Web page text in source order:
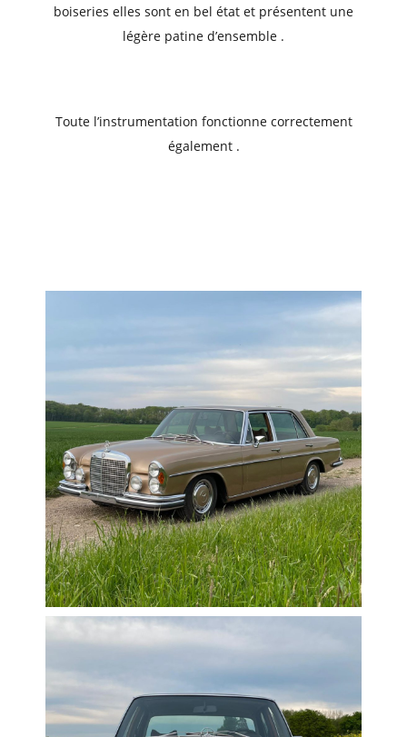
boiseries elles sont en bel état et présentent une
légère patine d’ensemble .
Toute l’instrumentation fonctionne correctement
également .